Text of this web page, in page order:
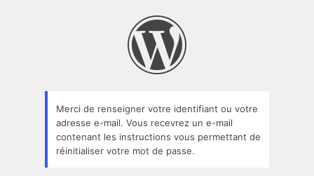
oublié
Merci de renseigner votre identifiant ou votre
adresse e-mail. Vous recevrez un e-mail
contenant les instructions vous permettant de
réinitialiser votre mot de passe.